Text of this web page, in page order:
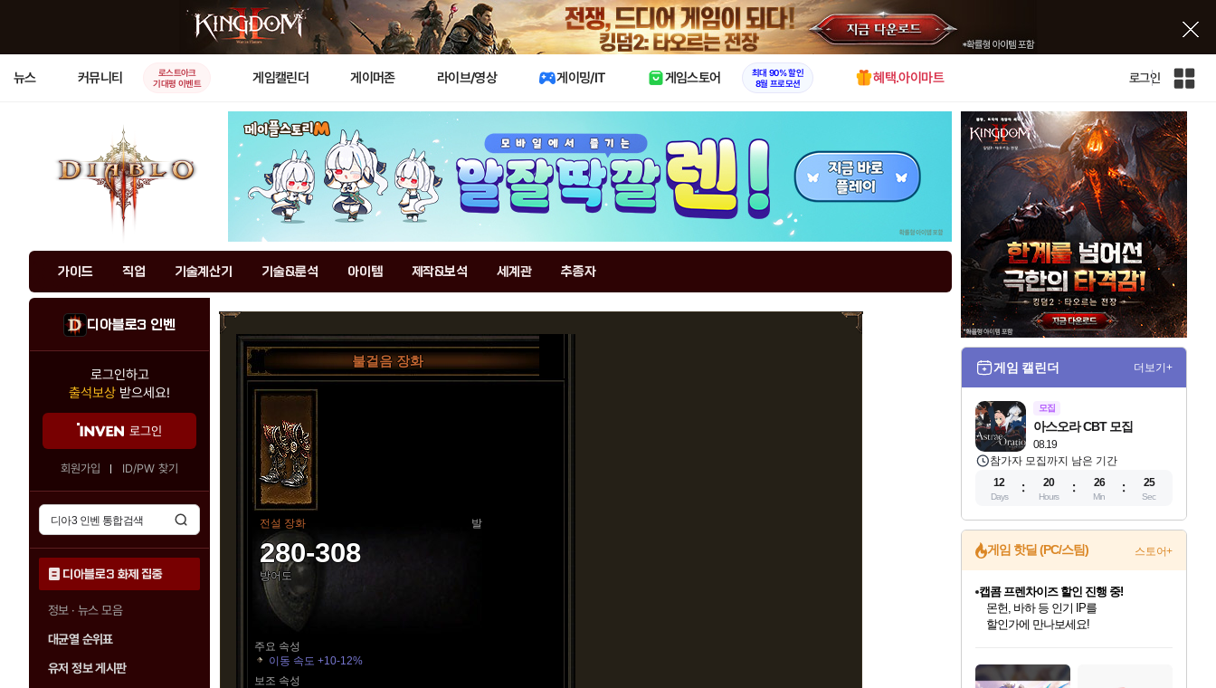
X
뉴스 커뮤니티
로스트아크
기대평 이벤트
게임캘린더 게이머존 라이브/영상 게이밍/IT 게임스토어
최대 90% 할인
8월 프로모션
혜택.아이마트 로그인
인
전
체
사
이
트
맵
가이드 직업 기술계산기 기술&룬석 아이템 제작&보석 세계관 추종자
디아블로3 인벤
로그인하고
출석보상 받으세요!
로그인
회원가입 ID/PW 찾기
디아블로3 화제 집중
정보 · 뉴스 모음
대균열 순위표
유저 정보 게시판
불걸음 장화
발
전설 장화
280-308
방어도
주요 속성
이동 속도 +10-12%
보조 속성
게임 캘린더 더보기+
모집
08.19
아스오라 CBT 모집
참가자 모집까지 남은 기간
12
Days
20
Hours
26
Min
24
Sec
게임 핫딜 (PC/스팀) 스토어+
최대 90% 할인가를 만나보세요!
네이버혜택과 함께 만나보세요!
50%할인&추가 적립까지!
이니&베니 혜택까지!
네이버 혜택가와 함께 예약하세요!
할인&네이버혜택으로 만나보세요!
네이버페이 혜택과 만나보세요!
40주년 프로모션으로 만나보세요!
네이버 포인트 혜택까지!
캡콤 프렌차이즈 할인 진행 중!
몬헌, 바하 등 인기 IP를
할인가에 만나보세요!
일부 에디션 상시 할인!
혜택으로 예약 판매 중
편안하게 충전하세요